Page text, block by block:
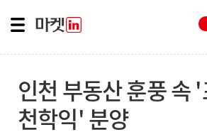
인천 부동산 훈풍 속
천학익' 분양